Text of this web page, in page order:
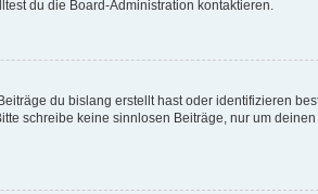
du die Board-Administration kontaktieren.
du bislang erstellt hast oder identifizieren
schreibe keine sinnlosen Beiträge, nur um